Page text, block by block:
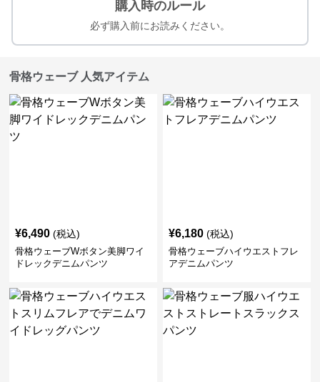
購入時のルール
必ず購入前にお読みください。
骨格ウェーブ 人気アイテム
¥6,490 (税込)
骨格ウェーブWボタン美脚ワイ
ドレックデニムパンツ
¥6,180 (税込)
骨格ウェーブハイウエストフレ
アデニムパンツ